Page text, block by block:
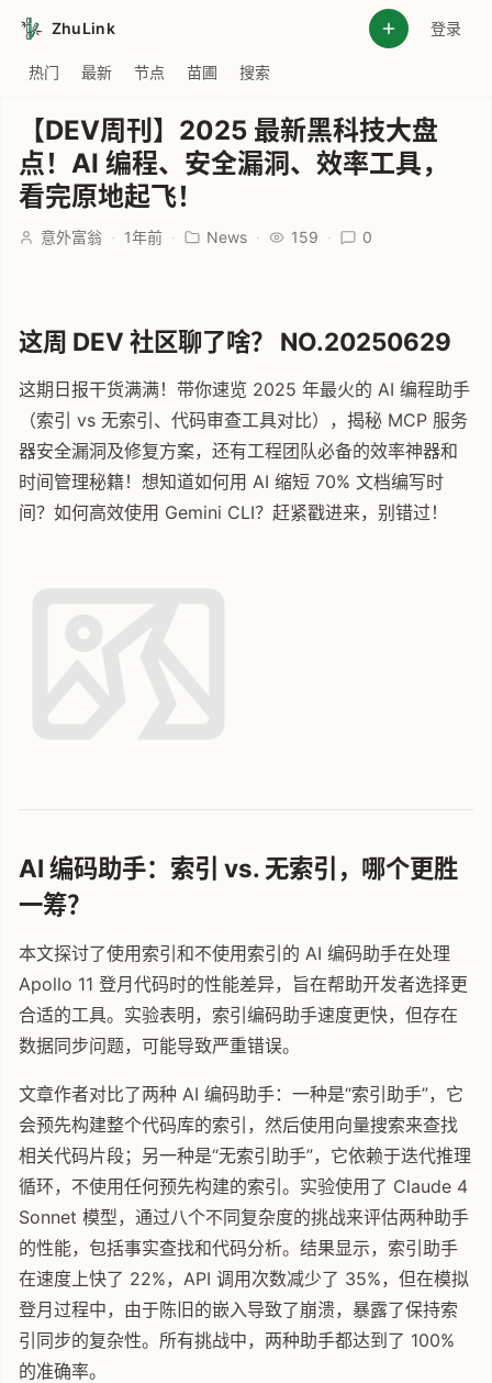
ZhuLink 登录
热门 最新 节点 苗圃 搜索
【DEV周刊】2025 最新黑科技大盘
点！AI 编程、安全漏洞、效率工具，
看完原地起飞！
意外富翁 · 1年前 · News · 159 · 0
这周 DEV 社区聊了啥？ NO.20250629
这期日报干货满满！带你速览 2025 年最火的 AI 编程助手
（索引 vs 无索引、代码审查工具对比），揭秘 MCP 服务
器安全漏洞及修复方案，还有工程团队必备的效率神器和
时间管理秘籍！想知道如何用 AI 缩短 70% 文档编写时
间？如何高效使用 Gemini CLI？赶紧戳进来，别错过！
AI 编码助手：索引 vs. 无索引，哪个更胜
一筹？
本文探讨了使用索引和不使用索引的 AI 编码助手在处理
Apollo 11 登月代码时的性能差异，旨在帮助开发者选择更
合适的工具。实验表明，索引编码助手速度更快，但存在
数据同步问题，可能导致严重错误。
文章作者对比了两种 AI 编码助手：一种是“索引助手”，它
会预先构建整个代码库的索引，然后使用向量搜索来查找
相关代码片段；另一种是“无索引助手”，它依赖于迭代推理
循环，不使用任何预先构建的索引。实验使用了 Claude 4
Sonnet 模型，通过八个不同复杂度的挑战来评估两种助手
的性能，包括事实查找和代码分析。结果显示，索引助手
在速度上快了 22%，API 调用次数减少了 35%，但在模拟
登月过程中，由于陈旧的嵌入导致了崩溃，暴露了保持索
引同步的复杂性。所有挑战中，两种助手都达到了 100%
的准确率。